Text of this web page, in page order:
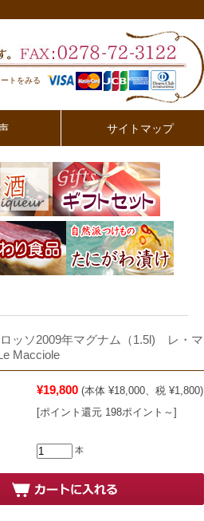
ートをみる
サイトマップ
ッソ2009年マグナム（1.5l) レ・マ
Macciole
¥19,800 (本体 ¥18,000、税 ¥1,800)
[ポイント還元 198ポイント～]
本